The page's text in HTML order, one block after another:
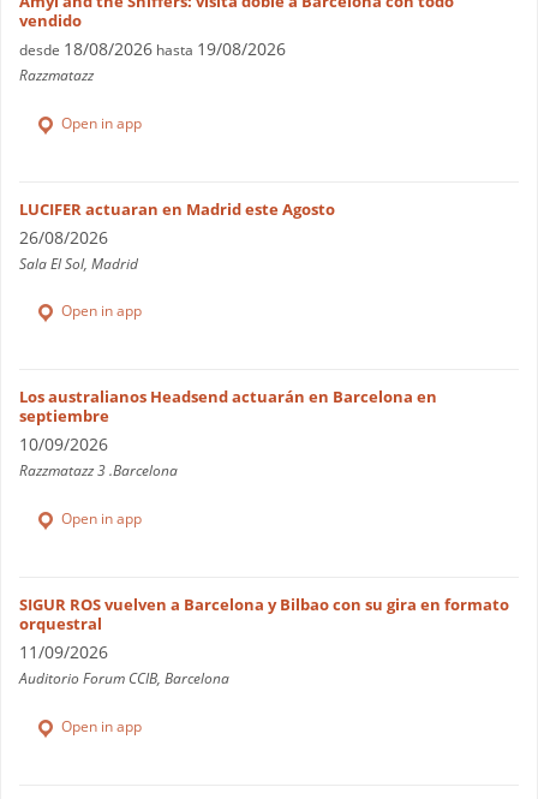
vendido
desde 18/08/2026 hasta 19/08/2026
Razzmatazz
Open in app
LUCIFER actuaran en Madrid este Agosto
26/08/2026
Sala El Sol, Madrid
Open in app
Los australianos Headsend actuarán en Barcelona en
septiembre
10/09/2026
Razzmatazz 3 .Barcelona
Open in app
SIGUR ROS vuelven a Barcelona y Bilbao con su gira en formato
orquestral
11/09/2026
Auditorio Forum CCIB, Barcelona
Open in app